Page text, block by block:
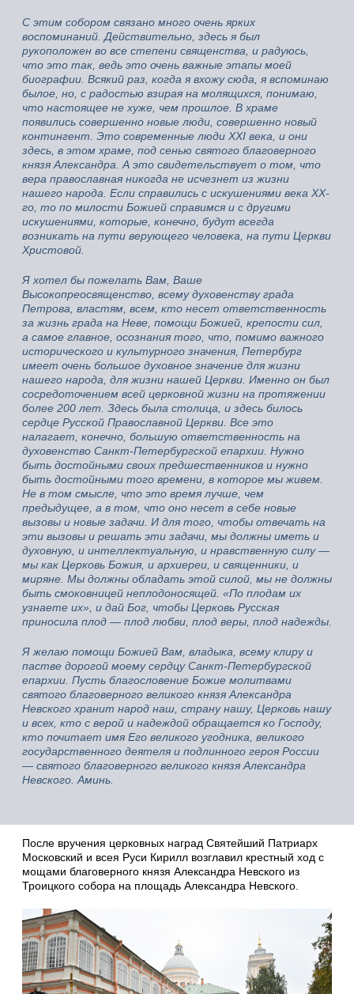
С этим собором связано много очень ярких
воспоминаний. Действительно, здесь я был
рукоположен во все степени священства, и радуюсь,
что это так, ведь это очень важные этапы моей
биографии. Всякий раз, когда я вхожу сюда, я вспоминаю
былое, но, с радостью взирая на молящихся, понимаю,
что настоящее не хуже, чем прошлое. В храме
появились совершенно новые люди, совершенно новый
контингент. Это современные люди XXI века, и они
здесь, в этом храме, под сенью святого благоверного
князя Александра. А это свидетельствует о том, что
вера православная никогда не исчезнет из жизни
нашего народа. Если справились с искушениями века XX-
го, то по милости Божией справимся и с другими
искушениями, которые, конечно, будут всегда
возникать на пути верующего человека, на пути Церкви
Христовой.
Я хотел бы пожелать Вам, Ваше
Высокопреосвященство, всему духовенству града
Петрова, властям, всем, кто несет ответственность
за жизнь града на Неве, помощи Божией, крепости сил,
а самое главное, осознания того, что, помимо важного
исторического и культурного значения, Петербург
имеет очень большое духовное значение для жизни
нашего народа, для жизни нашей Церкви. Именно он был
сосредоточением всей церковной жизни на протяжении
более 200 лет. Здесь была столица, и здесь билось
сердце Русской Православной Церкви. Все это
налагает, конечно, большую ответственность на
духовенство Санкт-Петербургской епархии. Нужно
быть достойными своих предшественников и нужно
быть достойными того времени, в которое мы живем.
Не в том смысле, что это время лучше, чем
предыдущее, а в том, что оно несет в себе новые
вызовы и новые задачи. И для того, чтобы отвечать на
эти вызовы и решать эти задачи, мы должны иметь и
духовную, и интеллектуальную, и нравственную силу —
мы как Церковь Божия, и архиереи, и священники, и
миряне. Мы должны обладать этой силой, мы не должны
быть смоковницей неплодоносящей. «По плодам их
узнаете их», и дай Бог, чтобы Церковь Русская
приносила плод — плод любви, плод веры, плод надежды.
Я желаю помощи Божией Вам, владыка, всему клиру и
пастве дорогой моему сердцу Санкт-Петербургской
епархии. Пусть благословение Божие молитвами
святого благоверного великого князя Александра
Невского хранит народ наш, страну нашу, Церковь нашу
и всех, кто с верой и надеждой обращается ко Господу,
кто почитает имя Его великого угодника, великого
государственного деятеля и подлинного героя России
— святого благоверного великого князя Александра
Невского. Аминь.
После вручения церковных наград Святейший Патриарх
Московский и всея Руси Кирилл возглавил крестный ход c
мощами благоверного князя Александра Невского из
Троицкого собора на площадь Александра Невского.